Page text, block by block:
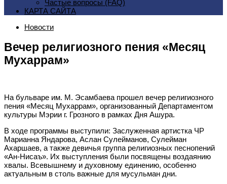
Частые вопросы (FAQ)
КАРТА САЙТА
Новости
Вечер религиозного пения «Месяц
Мухаррам»
На бульваре им. М. Эсамбаева прошел вечер религиозного
пения «Месяц Мухаррам», организованный Департаментом
культуры Мэрии г. Грозного в рамках Дня Ашура.
В ходе программы выступили: Заслуженная артистка ЧР
Марианна Яндарова, Аслан Сулейманов, Сулейман
Ахаршаев, а также девичья группа религиозных песнопений
«Ан-Нисаъ». Их выступления были посвящены воздаянию
хвалы. Всевышнему и духовному единению, особенно
актуальным в столь важные для мусульман дни.